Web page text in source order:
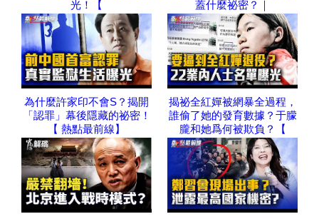
光！【
蓋什麼祕密？｜
為什麼許家印不會S？揭開
「認罪」幕後隱藏的祕密！
【 熱點最前線】
揭祕全紅嬋被網暴全過程，
誰偷了她的發育數據？于朦
朧和她爲何被欺負？【